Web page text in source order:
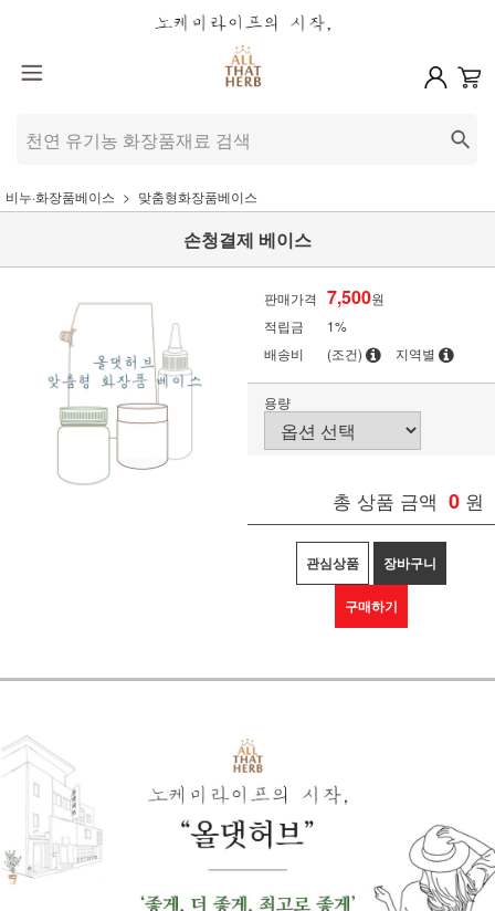
비누·화장품베이스 맞춤형화장품베이스
손청결제 베이스
판매가격 7,500원
적립금
1%
배송비
(조건) 지역별
용량
총 상품 금액 0 원
관심상품 장바구니
구매하기